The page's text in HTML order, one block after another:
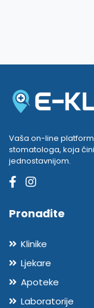
Vaša on-line
stomatologa, koja
jednostavnijom.
Pronađite
Klinike
Ljekare
Apoteke
Laboratorije